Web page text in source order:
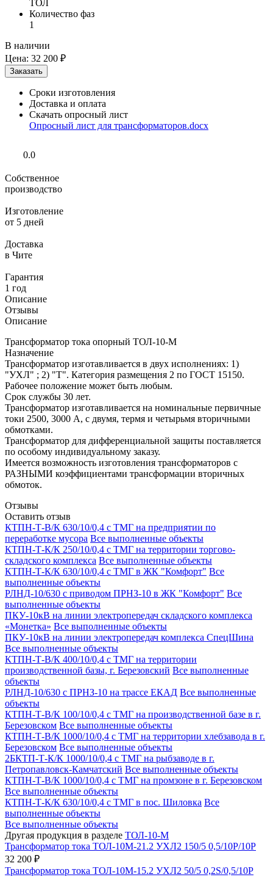
ТОЛ
Количество фаз
1
В наличии
Цена: 32 200 ₽
Сроки изготовления
Доставка и оплата
Скачать опросный лист
Опросный лист для трансформаторов.docx
0.0
Собственное
производство
Изготовление
от 5 дней
Доставка
в Чите
Гарантия
1 год
Описание
Отзывы
Описание
Трансформатор тока опорный ТОЛ-10-М
Назначение
Трансформатор изготавливается в двух исполнениях: 1)
"УХЛ" ; 2) "Т". Категория размещения 2 по ГОСТ 15150.
Рабочее положение может быть любым.
Срок службы 30 лет.
Трансформатор изготавливается на номинальные первичные
токи 2500, 3000 А, с двумя, термя и четырьмя вторичными
обмотками.
Трансформатор для дифференциальной защиты поставляется
по особому индивидуальному заказу.
Имеется возможность изготовления трансформаторов с
РАЗНЫМИ коэффициентами трансформации вторичных
обмоток.
Отзывы
Оставить отзыв
КТПН-Т-В/К 630/10/0,4 с ТМГ на предприятии по
переработке мусора Все выполненные объекты
КТПН-Т-К/К 250/10/0,4 с ТМГ на территории торгово-
складского комплекса Все выполненные объекты
КТПН-Т-К/К 630/10/0,4 с ТМГ в ЖК "Комфорт" Все
выполненные объекты
РЛНД-10/630 с приводом ПРНЗ-10 в ЖК "Комфорт" Все
выполненные объекты
ПКУ-10кВ на линии электропередач складского комплекса
«Монетка» Все выполненные объекты
ПКУ-10кВ на линии электропередач комплекса СпецШина
Все выполненные объекты
КТПН-Т-В/К 400/10/0,4 с ТМГ на территории
производственной базы, г. Березовский Все выполненные
объекты
РЛНД-10/630 с ПРНЗ-10 на трассе ЕКАД Все выполненные
объекты
КТПН-Т-В/К 100/10/0,4 с ТМГ на производственной базе в г.
Березовском Все выполненные объекты
КТПН-Т-В/К 1000/10/0,4 с ТМГ на территории хлебзавода в г.
Березовском Все выполненные объекты
2БКТП-Т-К/К 1000/10/0,4 с ТМГ на рыбзаводе в г.
Петропавловск-Камчатский Все выполненные объекты
КТПН-Т-В/К 1000/10/0,4 с ТМГ на промзоне в г. Березовском
Все выполненные объекты
КТПН-Т-К/К 630/10/0,4 с ТМГ в пос. Шиловка Все
выполненные объекты
Все выполненные объекты
Другая продукция в разделе ТОЛ-10-М
Трансформатор тока ТОЛ-10М-21.2 УХЛ2 150/5 0,5/10Р/10Р
32 200 ₽
Трансформатор тока ТОЛ-10М-15.2 УХЛ2 50/5 0,2S/0,5/10Р